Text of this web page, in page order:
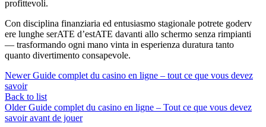
profittevoli.​
Con disciplina finanziaria ed entusiasmo stagionale potrete goderv­​​​​​​​
ere lunghe serATE d’estATE davanti allo schermo senza rimpianti
— trasformando ogni mano vinta in esperienza duratura tanto
quanto divertimento consapevole.​
Newer Guide complet du casino en ligne – tout ce que vous devez
savoir
Back to list
Older Guide complet du casino en ligne – Tout ce que vous devez
savoir avant de jouer